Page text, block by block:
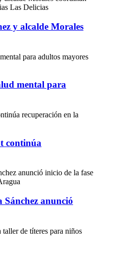
y alcalde Morales
mental para
continúa
anunció